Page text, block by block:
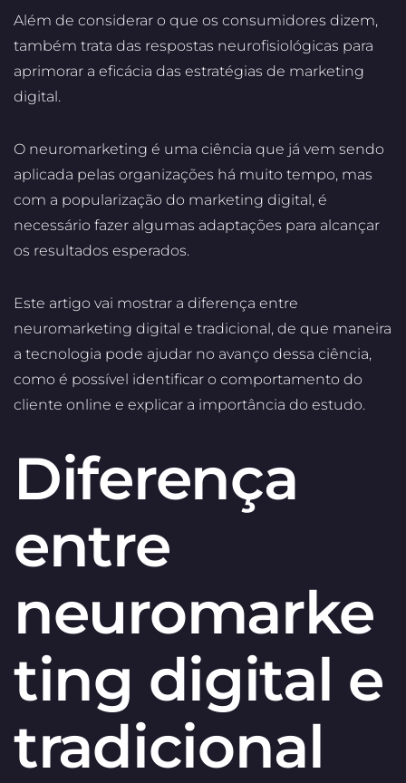
Além de considerar o que os consumidores dizem,
também trata das respostas neurofisiológicas para
aprimorar a eficácia das estratégias de marketing
digital.
O neuromarketing é uma ciência que já vem sendo
aplicada pelas organizações há muito tempo, mas
com a popularização do marketing digital, é
necessário fazer algumas adaptações para alcançar
os resultados esperados.
Este artigo vai mostrar a diferença entre
neuromarketing digital e tradicional, de que maneira
a tecnologia pode ajudar no avanço dessa ciência,
como é possível identificar o comportamento do
cliente online e explicar a importância do estudo.
Diferença
entre
neuromarke
ting digital e
tradicional